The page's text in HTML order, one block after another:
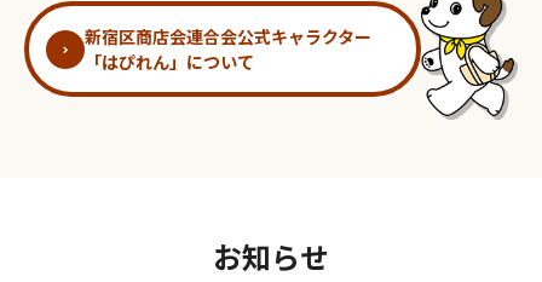
新宿区商店会連合会公式キャラクター
「はぴれん」について
お知らせ